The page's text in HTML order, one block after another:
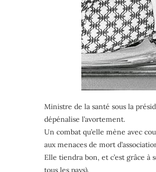
Ministre de la santé sous la
dépénalise l’avortement.
Un combat qu’elle mène avec
aux menaces de mort
Elle tiendra bon, et c’est grâce à
tous les pays).